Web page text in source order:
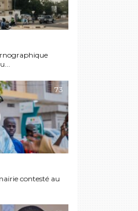
73
contesté au